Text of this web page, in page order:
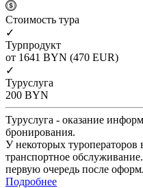
Cтоимость тура
✓
Турпродукт
от 1641 BYN (470 EUR)
✓
Туруслуга
200 BYN
Туруслуга - оказание
бронирования.
У некоторых туроператоров
транспортное
первую очередь после
Подробнее